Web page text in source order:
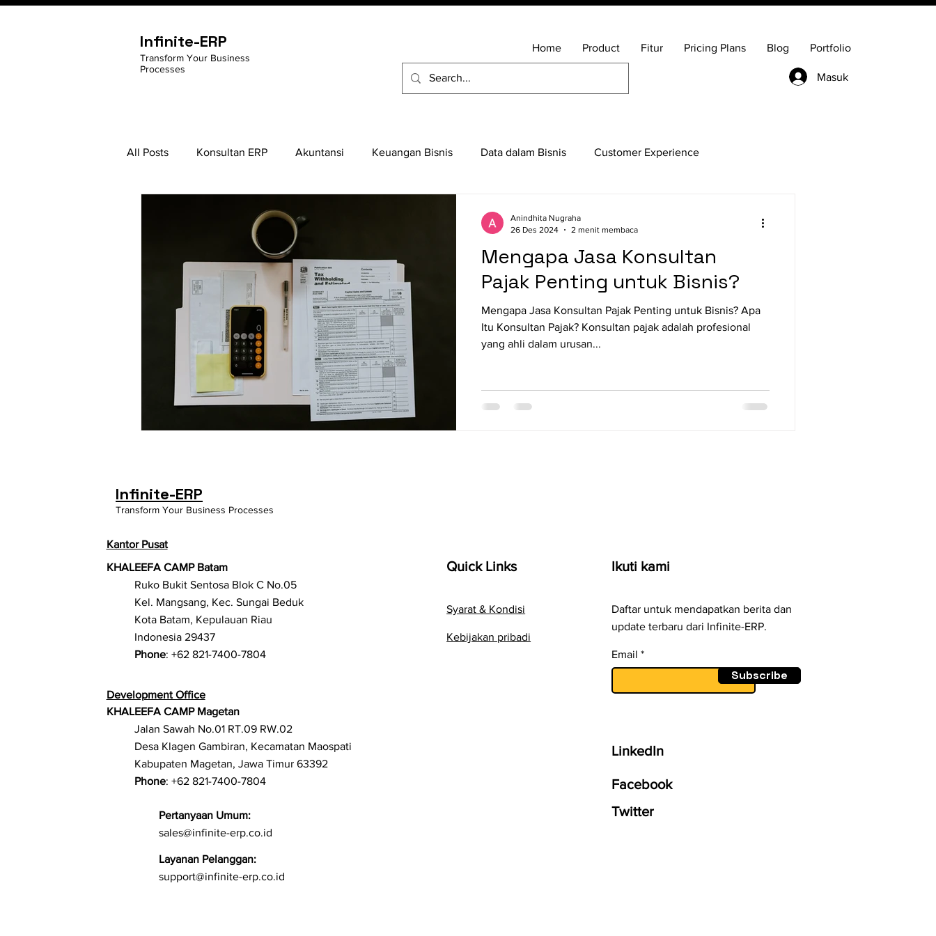
Infinite-ERP
Transform Your Business
Processes
Home Product Fitur Pricing Plans Blog Portfolio
Masuk
All Posts Konsultan ERP Akuntansi Keuangan Bisnis Data dalam Bisnis Customer Experience
Google Cloud Console
Ubuntu Management Bisnis
Mengapa Jasa Konsultan
Pajak Penting untuk Bisnis?
Mengapa Jasa Konsultan Pajak Penting untuk Bisnis? Apa
Itu Konsultan Pajak? Konsultan pajak adalah profesional
yang ahli dalam urusan...
Anindhita Nugraha
26 Des 2024
2 menit membaca
Infinite-ERP
Transform Your Business Processes
Kantor Pusat
KHALEEFA CAMP Batam
Ruko Bukit Sentosa Blok C No.05
Kel. Mangsang, Kec. Sungai Beduk
Kota Batam, Kepulauan Riau
Indonesia 29437
Phone: +62 821-7400-7804
Development Office
KHALEEFA CAMP Magetan
Jalan Sawah No.01 RT.09 RW.02
Desa Klagen Gambiran, Kecamatan Maospati
Kabupaten Magetan, Jawa Timur 63392
Phone: +62 821-7400-7804
Pertanyaan Umum:
sales@infinite-erp.co.id
Layanan Pelanggan:
support@infinite-erp.co.id
Quick Links
Syarat & Kondisi
Kebijakan pribadi
Ikuti kami
Daftar untuk mendapatkan berita dan
update terbaru dari Infinite-ERP.
Email
Subscribe
LinkedIn
Facebook
Twitter